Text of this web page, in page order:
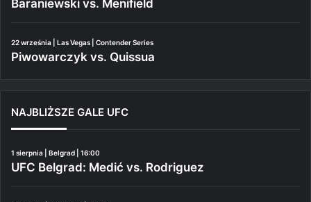
Baraniewski vs. Menifield
22 września | Las Vegas | Contender Series
Piwowarczyk vs. Quissua
NAJBLIŻSZE GALE UFC
1 sierpnia | Belgrad | 16:00
UFC Belgrad: Medić vs. Rodriguez